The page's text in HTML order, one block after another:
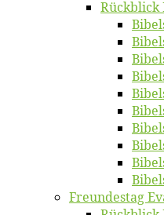
Rück­blick
Freun­des­tag